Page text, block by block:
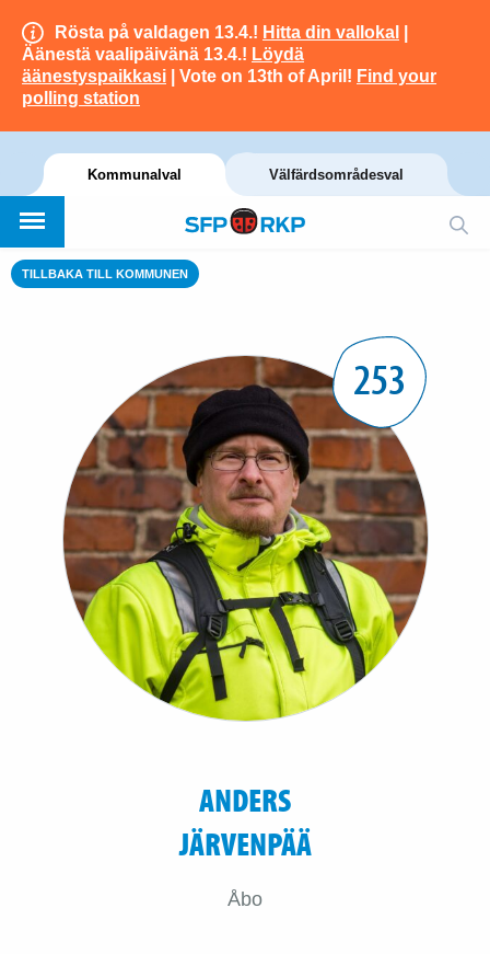
Rösta på valdagen 13.4.! Hitta din vallokal
Äänestä vaalipäivänä 13.4.! Löydä
äänestyspaikkasi | Vote on 13th of April! Find your
polling station
Kommunalval Välfärdsområdesval
TILLBAKA TILL KOMMUNEN
253
ANDERS
JÄRVENPÄÄ
Åbo